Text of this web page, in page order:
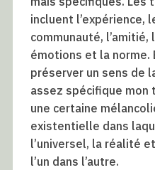
incluent l’expérience,
communauté, l’amitié,
émotions et la norme.
préserver un sens de
assez spécifique mon
une certaine
existentielle dans
l’universel, la réalité
l’un dans l’autre.